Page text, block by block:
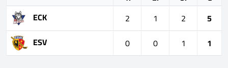
ECK
2 1 2
5
ESV
0 0 1 1